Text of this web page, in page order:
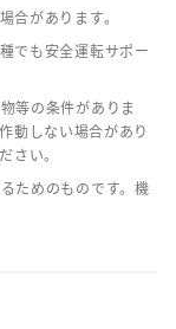
合があります。
でも安全運転サポー
等の条件がありま
動しない場合があり
さい。
ためのものです。機